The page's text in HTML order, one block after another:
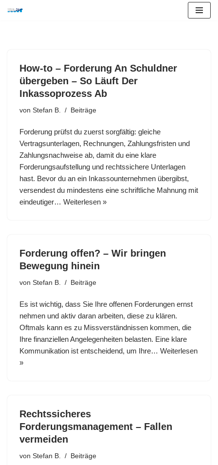
How-to – Forderung An Schuldner
übergeben – So Läuft Der
Inkassoprozess Ab
von Stefan B. Beiträge
Forderung prüfst du zuerst sorgfältig: gleiche
Vertragsunterlagen, Rechnungen, Zahlungsfristen und
Zahlungsnachweise ab, damit du eine klare
Forderungsaufstellung und rechtssichere Unterlagen
hast. Bevor du an ein Inkassounternehmen übergibst,
versendest du mindestens eine schriftliche Mahnung mit
eindeutiger… Weiterlesen »
Forderung offen? – Wir bringen
Bewegung hinein
von Stefan B. Beiträge
Es ist wichtig, dass Sie Ihre offenen Forderungen ernst
nehmen und aktiv daran arbeiten, diese zu klären.
Oftmals kann es zu Missverständnissen kommen, die
Ihre finanziellen Angelegenheiten belasten. Eine klare
Kommunikation ist entscheidend, um Ihre… Weiterlesen
»
Rechtssicheres
Forderungsmanagement – Fallen
vermeiden
von Stefan B. Beiträge